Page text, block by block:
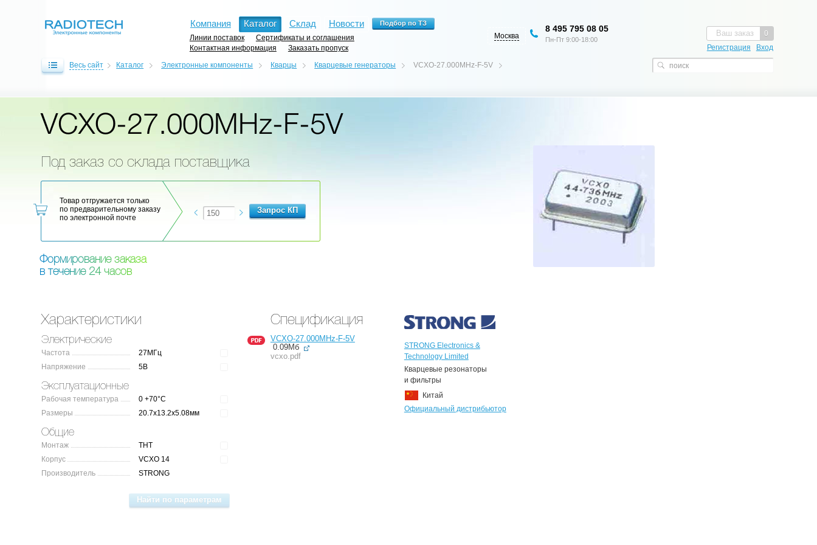
Компания Каталог Склад Новости
Линии поставок
Сертификаты и соглашения
Контактная информация
Заказать пропуск
0
Ваш заказ
Регистрация Вход
Москва
8 495 795 08 05
Пн-Пт 9:00-18:00
Весь сайт Каталог Электронные компоненты Кварцы Кварцевые генераторы VCXO-27.000MHz-F-5V
VCXO-27.000MHz-F-5V
Под заказ со склада поставщика
Товар отгружается только
по предварительному заказу
по электронной почте
Формирование заказа
в течение 24 часов
Характеристики
Электрические
Частота
27МГц
Напряжение
5В
Эксплуатационные
Рабочая температура
0 +70°C
Размеры
20.7x13.2x5.08мм
Общие
Монтаж
THT
Корпус
VCXO 14
Производитель
STRONG
Спецификация
VCXO-27.000MHz-F-5V
0.09Мб
vcxo.pdf
STRONG Electronics &
Technology Limited
Кварцевые резонаторы
и фильтры
Китай
Официальный дистрибьютор